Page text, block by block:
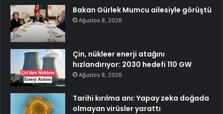
Bakan Gürlek Mumcu ailesiyle görüştü
Ağustos 8, 2026
Çin, nükleer enerji atağını
hızlandırıyor: 2030 hedefi 110 GW
Ağustos 8, 2026
Tarihi kırılma anı: Yapay zeka doğada
olmayan virüsler yarattı